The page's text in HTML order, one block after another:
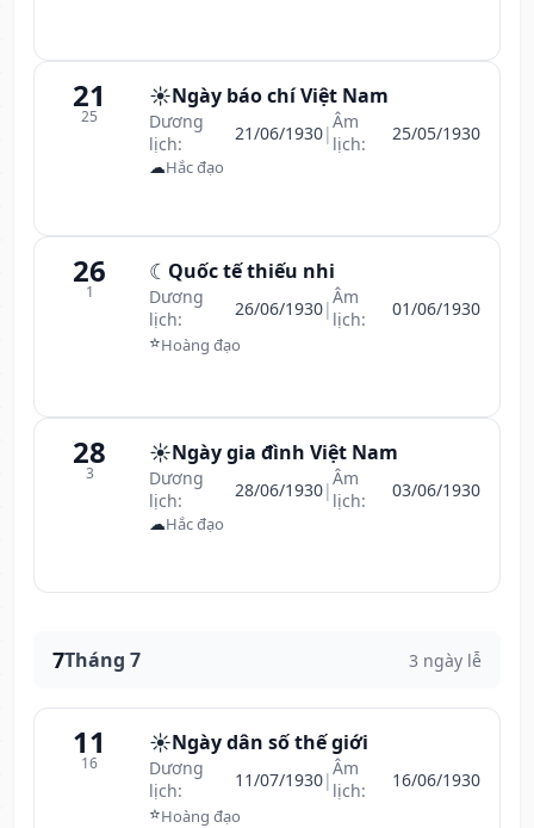
21
25
☀️Ngày báo chí Việt Nam
Dương
lịch:
21/06/1930|Âm
lịch:
25/05/1930
☁Hắc đạo
26
1
☾ Quốc tế thiếu nhi
Dương
lịch:
26/06/1930|Âm
lịch:
01/06/1930
⭐Hoàng đạo
28
3
☀️Ngày gia đình Việt Nam
Dương
lịch:
28/06/1930|Âm
lịch:
03/06/1930
☁Hắc đạo
7Tháng 7 3 ngày lễ
11
16
☀️Ngày dân số thế giới
Dương
lịch:
11/07/1930|Âm
lịch:
16/06/1930
⭐Hoàng đạo